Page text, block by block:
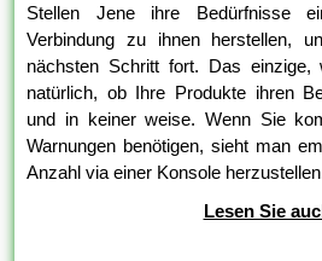
Stellen Jene ihre Bedürfnisse
Verbindung zu ihnen herstellen,
nächsten Schritt fort. Das
natürlich, ob Ihre Produkte ihren
und in keiner weise. Wenn Sie
Warnungen benötigen, sieht man
Anzahl via einer Konsole
Lesen Sie